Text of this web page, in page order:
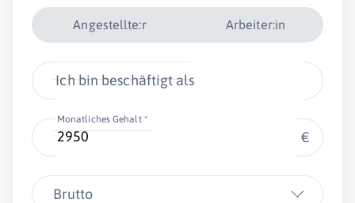
Angestellte:r Arbeiter:in
Ich bin beschäftigt als
Monatliches Gehalt *
€
Brutto